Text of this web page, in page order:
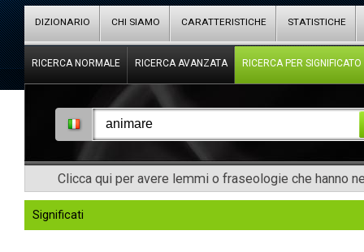
DIZIONARIO CHI SIAMO CARATTERISTICHE STATISTICHE
RICERCA NORMALE RICERCA AVANZATA RICERCA PER SIGNIFICATO
Clicca qui per avere lemmi o fraseologie che hanno
Significati